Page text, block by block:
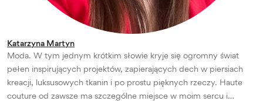
Katarzyna Martyn
Moda. W tym jednym krótkim słowie kryje się ogromny świat
pełen inspirujących projektów, zapierających dech w piersiach
kreacji, luksusowych tkanin i po prostu pięknych rzeczy. Haute
couture od zawsze ma szczególne miejsce w moim sercu i…